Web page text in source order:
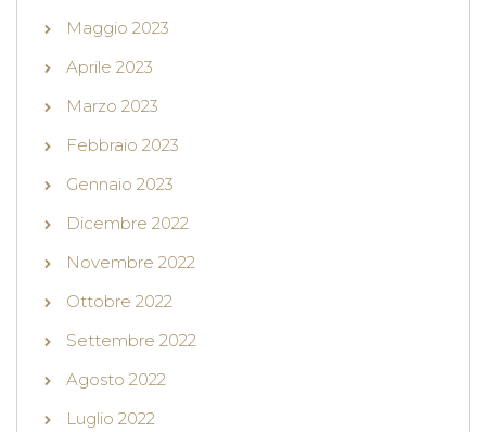
Maggio 2023
Aprile 2023
Marzo 2023
Febbraio 2023
Gennaio 2023
Dicembre 2022
Novembre 2022
Ottobre 2022
Settembre 2022
Agosto 2022
Luglio 2022